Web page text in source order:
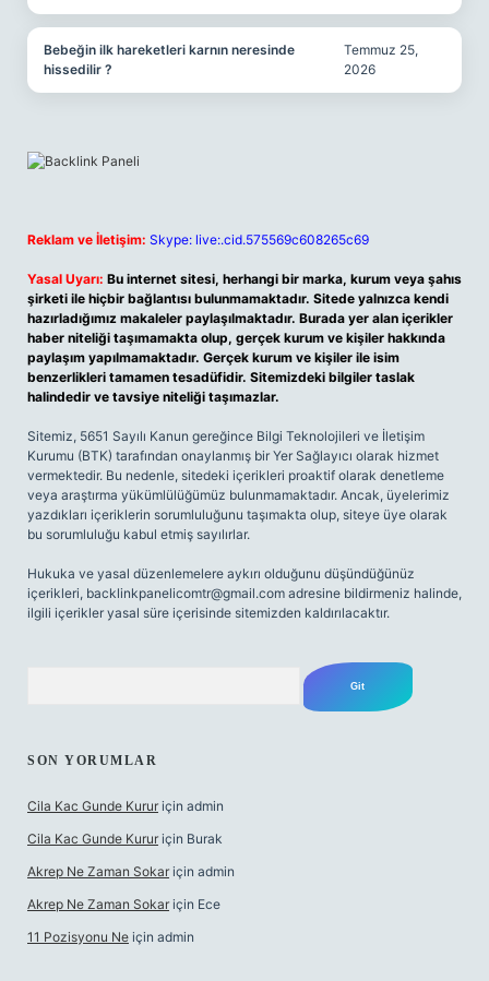
Bebeğin ilk hareketleri karnın neresinde
hissedilir ?
Temmuz 25,
2026
Reklam ve İletişim: Skype: live:.cid.575569c608265c69
Yasal Uyarı: Bu internet sitesi, herhangi bir marka, kurum veya şahıs
şirketi ile hiçbir bağlantısı bulunmamaktadır. Sitede yalnızca kendi
hazırladığımız makaleler paylaşılmaktadır. Burada yer alan içerikler
haber niteliği taşımamakta olup, gerçek kurum ve kişiler hakkında
paylaşım yapılmamaktadır. Gerçek kurum ve kişiler ile isim
benzerlikleri tamamen tesadüfidir. Sitemizdeki bilgiler taslak
halindedir ve tavsiye niteliği taşımazlar.
Sitemiz, 5651 Sayılı Kanun gereğince Bilgi Teknolojileri ve İletişim
Kurumu (BTK) tarafından onaylanmış bir Yer Sağlayıcı olarak hizmet
vermektedir. Bu nedenle, sitedeki içerikleri proaktif olarak denetleme
veya araştırma yükümlülüğümüz bulunmamaktadır. Ancak, üyelerimiz
yazdıkları içeriklerin sorumluluğunu taşımakta olup, siteye üye olarak
bu sorumluluğu kabul etmiş sayılırlar.
Hukuka ve yasal düzenlemelere aykırı olduğunu düşündüğünüz
içerikleri, backlinkpanelicomtr@gmail.com adresine bildirmeniz halinde,
ilgili içerikler yasal süre içerisinde sitemizden kaldırılacaktır.
SON YORUMLAR
Cila Kac Gunde Kurur için admin
Cila Kac Gunde Kurur için Burak
Akrep Ne Zaman Sokar için admin
Akrep Ne Zaman Sokar için Ece
11 Pozisyonu Ne için admin